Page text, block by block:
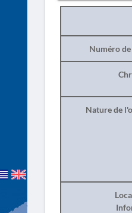
Numéro
Nature de